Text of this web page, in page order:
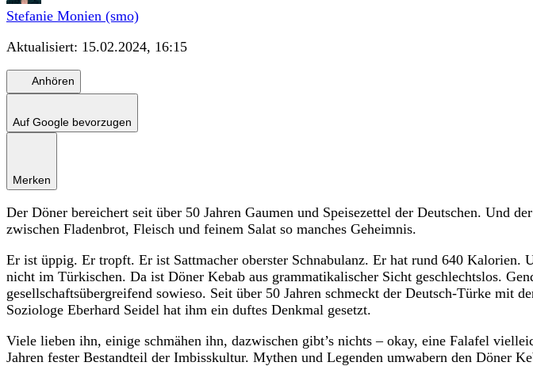
Stefanie Monien (smo)
Aktualisiert: 15.02.2024, 16:15
Anhören
Auf Google bevorzugen
Merken
Der Döner bereichert seit über 50 Jahren Gaumen und Speisezettel der Deutschen. Und
zwischen Fladenbrot, Fleisch und feinem Salat so manches Geheimnis.
Er ist üppig. Er tropft. Er ist Sattmacher oberster Schnabulanz. Er hat rund 640 Kalorien.
nicht im Türkischen. Da ist Döner Kebab aus grammatikalischer Sicht geschlechtslos.
gesellschaftsübergreifend sowieso. Seit über 50 Jahren schmeckt der Deutsch-Türke mit
Soziologe Eberhard Seidel hat ihm ein duftes Denkmal gesetzt.
Viele lieben ihn, einige schmähen ihn, dazwischen gibt’s nichts – okay, eine Falafel
Jahren fester Bestandteil der Imbisskultur. Mythen und Legenden umwabern den Döner